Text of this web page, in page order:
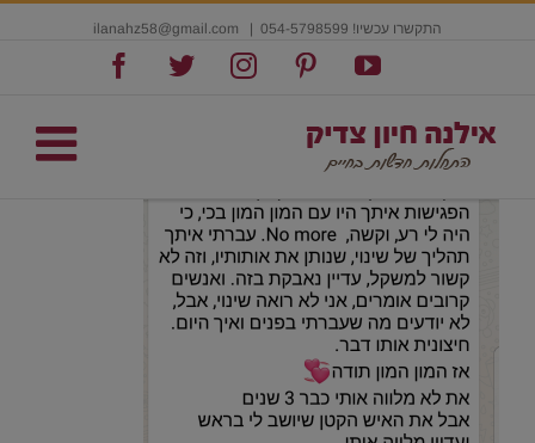
התקשרו עכשיו! 054-5798599
YouTube
Pinterest
Instagram
Twitter